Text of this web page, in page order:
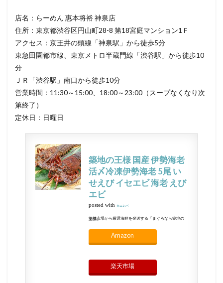
店名：らーめん 惠本将裕 神泉店
住所：東京都渋谷区円山町28-8 第18宮庭マンション1Ｆ
アクセス：京王井の頭線「神泉駅」から徒歩5分
東急田園都市線、東京メトロ半蔵門線「渋谷駅」から徒歩10
分
ＪＲ「渋谷駅」南口から徒歩10分
営業時間：11:30～15:00、18:00～23:00（スープなくなり次
第終了）
定休日：日曜日
築地の王様 国産 伊勢海老
活〆冷凍伊勢海老 5尾 い
せえび イセエビ 海老 えび
エビ
posted with カエレバ
築地市場から厳選海鮮を発送する「まぐろなら築地の王様」
Amazon
楽天市場